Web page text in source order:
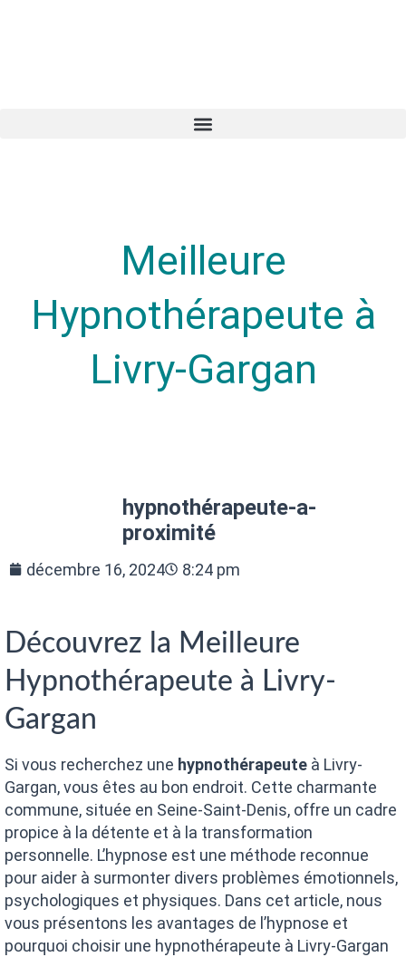
Meilleure
Hypnothérapeute à
Livry-Gargan
hypnothérapeute-a-
proximité
décembre 16, 2024 8:24 pm
Découvrez la Meilleure
Hypnothérapeute à Livry-
Gargan
Si vous recherchez une hypnothérapeute à Livry-
Gargan, vous êtes au bon endroit. Cette charmante
commune, située en Seine-Saint-Denis, offre un cadre
propice à la détente et à la transformation
personnelle. L’hypnose est une méthode reconnue
pour aider à surmonter divers problèmes émotionnels,
psychologiques et physiques. Dans cet article, nous
vous présentons les avantages de l’hypnose et
pourquoi choisir une hypnothérapeute à Livry-Gargan